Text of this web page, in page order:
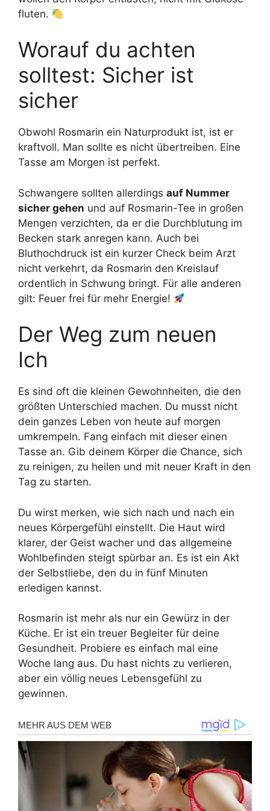
fluten.
Worauf du achten
solltest: Sicher ist
sicher
Obwohl Rosmarin ein Naturprodukt ist, ist er
kraftvoll. Man sollte es nicht übertreiben. Eine
Tasse am Morgen ist perfekt.
Schwangere sollten allerdings auf Nummer
sicher gehen und auf Rosmarin-Tee in großen
Mengen verzichten, da er die Durchblutung im
Becken stark anregen kann. Auch bei
Bluthochdruck ist ein kurzer Check beim Arzt
nicht verkehrt, da Rosmarin den Kreislauf
ordentlich in Schwung bringt. Für alle anderen
gilt: Feuer frei für mehr Energie!
Der Weg zum neuen
Ich
Es sind oft die kleinen Gewohnheiten, die den
größten Unterschied machen. Du musst nicht
dein ganzes Leben von heute auf morgen
umkrempeln. Fang einfach mit dieser einen
Tasse an. Gib deinem Körper die Chance, sich
zu reinigen, zu heilen und mit neuer Kraft in den
Tag zu starten.
Du wirst merken, wie sich nach und nach ein
neues Körpergefühl einstellt. Die Haut wird
klarer, der Geist wacher und das allgemeine
Wohlbefinden steigt spürbar an. Es ist ein Akt
der Selbstliebe, den du in fünf Minuten
erledigen kannst.
Rosmarin ist mehr als nur ein Gewürz in der
Küche. Er ist ein treuer Begleiter für deine
Gesundheit. Probiere es einfach mal eine
Woche lang aus. Du hast nichts zu verlieren,
aber ein völlig neues Lebensgefühl zu
gewinnen.